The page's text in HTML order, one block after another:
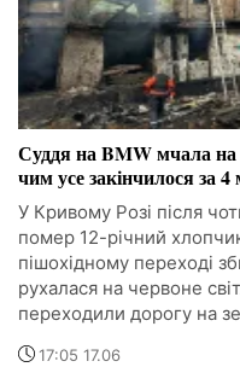
Суддя на BMW мчала на
чим усе закінчилося за 4
У Кривому Розі після
помер 12-річний
пішохідному переході
рухалася на червоне
переходили дорогу на
17:05 17.06